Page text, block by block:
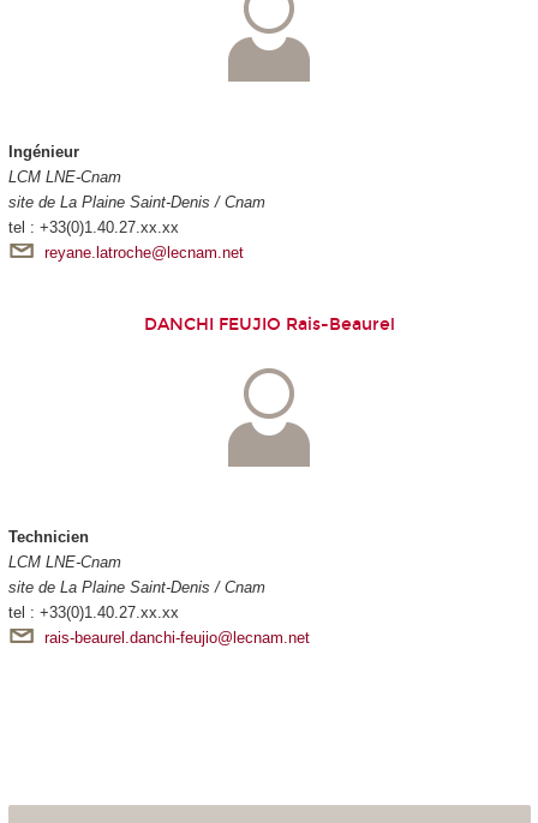
Ingénieur
LCM LNE-Cnam
site de La Plaine Saint-Denis / Cnam
tel : +33(0)1.40.27.xx.xx
reyane.latroche@lecnam.net
DANCHI FEUJIO Rais-Beaurel
Technicien
LCM LNE-Cnam
site de La Plaine Saint-Denis / Cnam
tel : +33(0)1.40.27.xx.xx
rais-beaurel.danchi-feujio@lecnam.net